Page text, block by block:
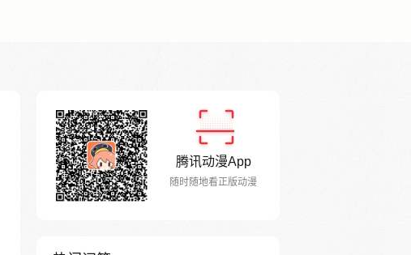
腾讯动漫App
随时随地看正版动漫